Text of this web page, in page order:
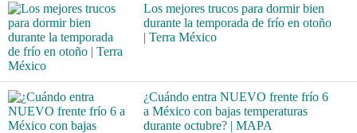
Los mejores trucos para dormir bien
durante la temporada de frío en otoño
| Terra México
¿Cuándo entra NUEVO frente frío 6
a México con bajas temperaturas
durante octubre? | MAPA